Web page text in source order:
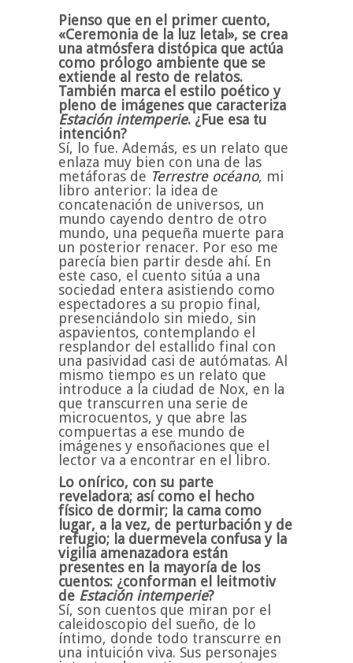
Pienso que en el primer cuento,
«Ceremonia de la luz letal», se crea
una atmósfera distópica que actúa
como prólogo ambiente que se
extiende al resto de relatos.
También marca el estilo poético y
pleno de imágenes que caracteriza
Estación intemperie. ¿Fue esa tu
intención?
Sí, lo fue. Además, es un relato que
enlaza muy bien con una de las
metáforas de Terrestre océano, mi
libro anterior: la idea de
concatenación de universos, un
mundo cayendo dentro de otro
mundo, una pequeña muerte para
un posterior renacer. Por eso me
parecía bien partir desde ahí. En
este caso, el cuento sitúa a una
sociedad entera asistiendo como
espectadores a su propio final,
presenciándolo sin miedo, sin
aspavientos, contemplando el
resplandor del estallido final con
una pasividad casi de autómatas. Al
mismo tiempo es un relato que
introduce a la ciudad de Nox, en la
que transcurren una serie de
microcuentos, y que abre las
compuertas a ese mundo de
imágenes y ensoñaciones que el
lector va a encontrar en el libro.
Lo onírico, con su parte
reveladora; así como el hecho
físico de dormir; la cama como
lugar, a la vez, de perturbación y de
refugio; la duermevela confusa y la
vigilia amenazadora están
presentes en la mayoría de los
cuentos: ¿conforman el leitmotiv
de Estación intemperie?
Sí, son cuentos que miran por el
caleidoscopio del sueño, de lo
íntimo, donde todo transcurre en
una intuición viva. Sus personajes